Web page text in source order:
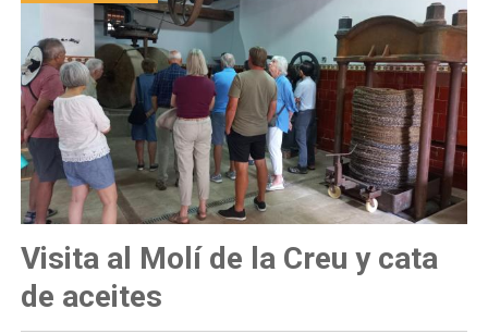
ayuda
a
la
navegación
Visita al Molí de la Creu y cata
de aceites